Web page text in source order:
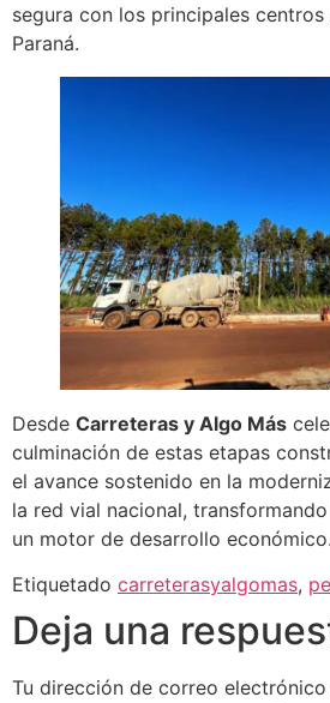
segura con los principales
Paraná.
Desde Carreteras y Algo Más
culminación de estas etapas
el avance sostenido en la
la red vial nacional,
un motor de desarrollo económico.
Etiquetado carreterasyalgomas,
Deja una
Tu dirección de correo